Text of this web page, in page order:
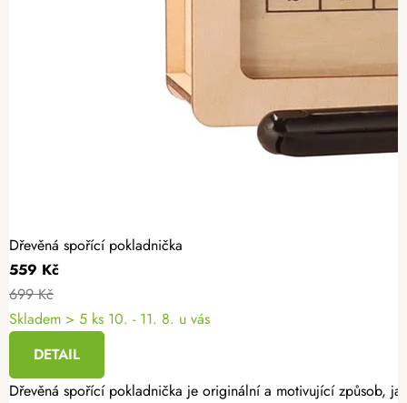
Dřevěná spořící pokladnička
559 Kč
699 Kč
Skladem > 5 ks 10. - 11. 8. u vás
DETAIL
Dřevěná spořící pokladnička je originální a motivující způsob,